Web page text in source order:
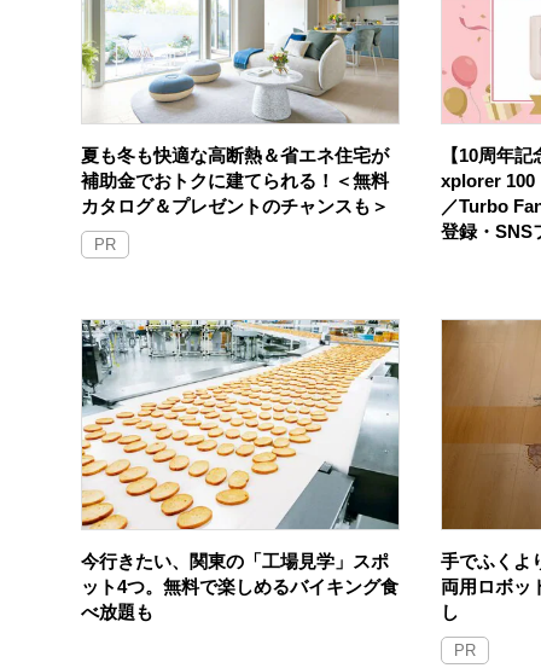
夏も冬も快適な高断熱＆省エネ住宅が
補助金でおトクに建てられる！＜無料
カタログ＆プレゼントのチャンスも＞
PR
【10周年
xplorer 100
／Turbo
登録・SNS
今行きたい、関東の「工場見学」スポ
ット4つ。無料で楽しめるバイキング食
べ放題も
手でふくよ
両用ロボッ
し
PR